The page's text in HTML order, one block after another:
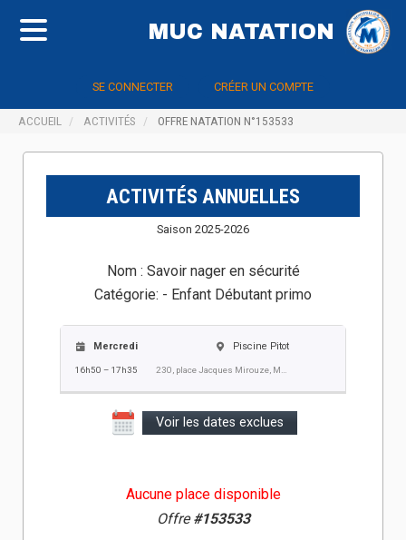
MUC NATATION
SE CONNECTER CRÉER UN COMPTE
ACCUEIL ACTIVITÉS OFFRE NATATION N°153533
ACTIVITÉS ANNUELLES
Saison 2025-2026
Nom : Savoir nager en sécurité
Catégorie: - Enfant Débutant primo
Mercredi
16h50 – 17h35
Piscine Pitot
Voir les dates exclues
Aucune place disponible
Offre#153533